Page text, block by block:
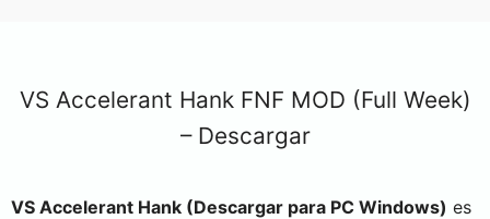
VS Accelerant Hank FNF MOD (Full Week)
– Descargar
VS Accelerant Hank (Descargar para PC Windows) es